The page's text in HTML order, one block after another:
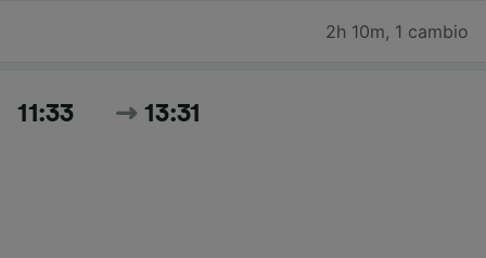
2h 10m, 1 cambio
11:33 13:31